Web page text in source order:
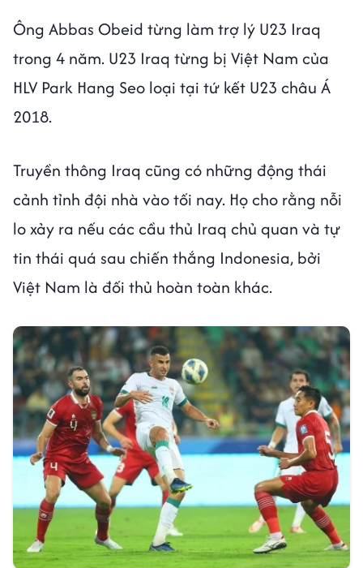
Ông Abbas Obeid từng làm trợ lý U23 Iraq
trong 4 năm. U23 Iraq từng bị Việt Nam của
HLV Park Hang Seo loại tại tứ kết U23 châu Á
2018.
Truyền thông Iraq cũng có những động thái
cảnh tỉnh đội nhà vào tối nay. Họ cho rằng nỗi
lo xảy ra nếu các cầu thủ Iraq chủ quan và tự
tin thái quá sau chiến thắng Indonesia, bởi
Việt Nam là đối thủ hoàn toàn khác.